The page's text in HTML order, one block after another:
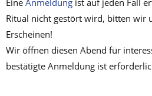
Eine Anmeldung ist auf jeden Fall
Ritual nicht gestört wird, bitten wir
Erscheinen!
Wir öffnen diesen Abend für
bestätigte Anmeldung ist